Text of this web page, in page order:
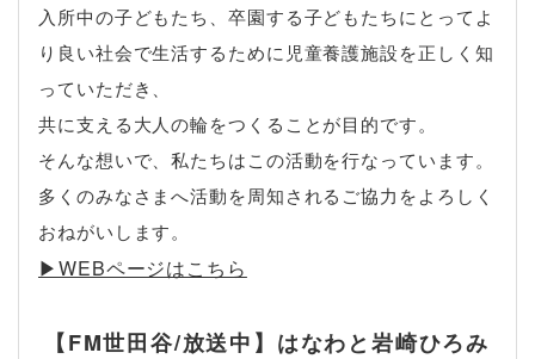
入所中の子どもたち、卒園する子どもたちにとってよ
り良い社会で生活するために児童養護施設を正しく知
っていただき、
共に支える大人の輪をつくることが目的です。
そんな想いで、私たちはこの活動を行なっています。
多くのみなさまへ活動を周知されるご協力をよろしく
おねがいします。
▶︎WEBページはこちら
【FM世田谷/放送中】はなわと岩崎ひろみ